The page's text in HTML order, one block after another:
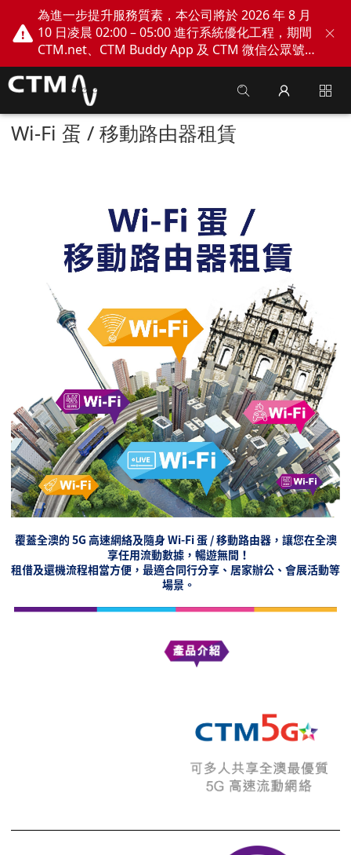
為進一步提升服務質素，本公司將於 2026 年 8 月
10 日凌晨 02:00 – 05:00 進行系統優化工程，期間
CTM.net、CTM Buddy App 及 CTM 微信公眾號
網上服務將會暫停。不便之處，敬請見諒！
Wi-Fi 蛋 / 移動路由器租賃
覆蓋全澳的 5G 高速網絡及隨身Wi-Fi蛋 / 移動路由器，讓您在全澳
享任用流動數據，暢遊無間！
租借及還機流程相當方便，最適合同行分享、居家辦公、會展活動等
場景。